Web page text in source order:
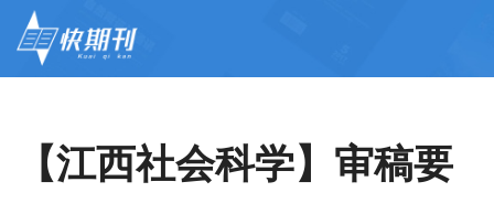
【江西社会科学】审稿要